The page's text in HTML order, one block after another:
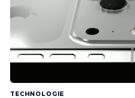
TECHNOLOGIE